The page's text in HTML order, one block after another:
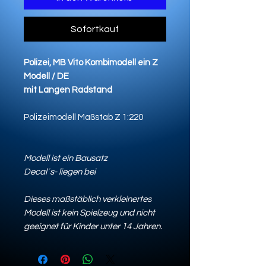
Sofortkauf
Polizei, MB Vito Kombimodell ein Z
Modell / DE
mit Langen Radstand
Polizeimodell Maßstab Z 1:220
Modell ist ein Bausatz
Decal´s- liegen bei
Dieses maßstäblich verkleinertes
Modell ist kein Spielzeug und nicht
geeignet für Kinder unter 14 Jahren.